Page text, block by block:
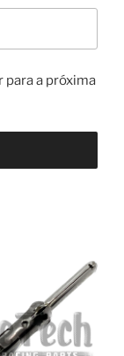
para a próxima